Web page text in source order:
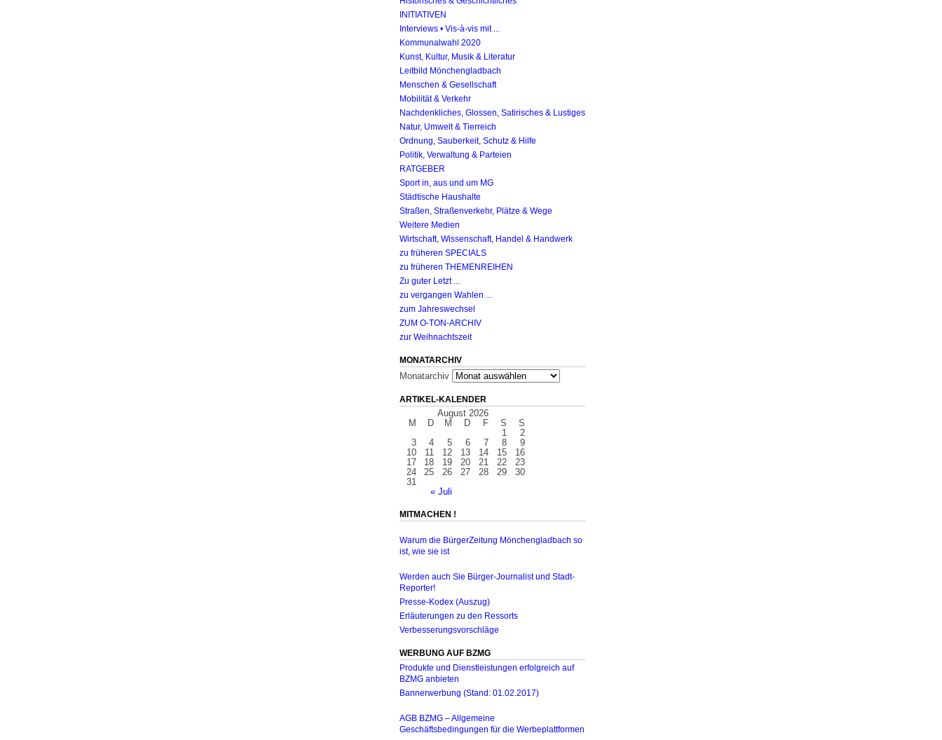
INITIATIVEN
Interviews • Vis-à-vis mit ...
Kommunalwahl 2020
Kunst, Kultur, Musik & Literatur
Leitbild Mönchengladbach
Menschen & Gesellschaft
Mobilität & Verkehr
Nachdenkliches, Glossen, Satirisches & Lustiges
Natur, Umwelt & Tierreich
Ordnung, Sauberkeit, Schutz & Hilfe
Politik, Verwaltung & Parteien
RATGEBER
Sport in, aus und um MG
Städtische Haushalte
Straßen, Straßenverkehr, Plätze & Wege
Weitere Medien
Wirtschaft, Wissenschaft, Handel & Handwerk
zu früheren SPECIALS
zu früheren THEMENREIHEN
Zu guter Letzt ...
zu vergangen Wahlen ...
zum Jahreswechsel
ZUM O-TON-ARCHIV
zur Weihnachtszeit
MONATARCHIV
Monatarchiv
ARTIKEL-KALENDER
August 2026
M
D M D F S S
« Juli
1
2
3
4 5 6 7 8
9
10
11 12 13 14 15
16
17
18 19 20 21 22
23
24
25 26 27 28 29
30
31
MITMACHEN !
Warum die BürgerZeitung Mönchengladbach so
ist, wie sie ist
Werden auch Sie Bürger-Journalist und Stadt-
Reporter!
Presse-Kodex (Auszug)
Erläuterungen zu den Ressorts
Verbesserungsvorschläge
WERBUNG AUF BZMG
Produkte und Dienstleistungen erfolgreich auf
BZMG anbieten
Bannerwerbung (Stand: 01.02.2017)
AGB BZMG – Allgemeine
Geschäftsbedingungen für die Werbeplattformen